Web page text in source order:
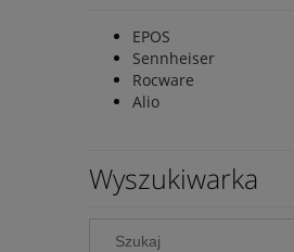
EPOS
Sennheiser
Rocware
Alio
Wyszukiwarka